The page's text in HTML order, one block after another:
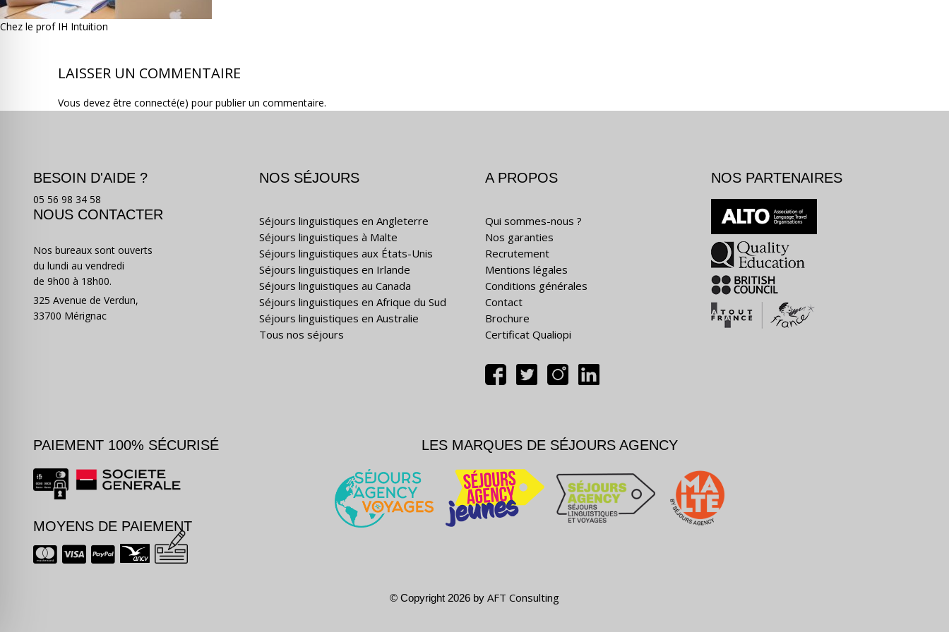
Chez le prof IH Intuition
LAISSER UN COMMENTAIRE
Vous devez être connecté(e) pour publier un commentaire.
BESOIN D'AIDE ?
05 56 98 34 58
NOUS CONTACTER
Nos bureaux sont ouverts
du lundi au vendredi
de 9h00 à 18h00.
325 Avenue de Verdun,
33700 Mérignac
NOS SÉJOURS
Séjours linguistiques en Angleterre
Séjours linguistiques à Malte
Séjours linguistiques aux États-Unis
Séjours linguistiques en Irlande
Séjours linguistiques au Canada
Séjours linguistiques en Afrique du Sud
Séjours linguistiques en Australie
Tous nos séjours
A PROPOS
Qui sommes-nous ?
Nos garanties
Recrutement
Mentions légales
Conditions générales
Contact
Brochure
Certificat Qualiopi
NOS PARTENAIRES
PAIEMENT 100% SÉCURISÉ
MOYENS DE PAIEMENT
LES MARQUES DE SÉJOURS AGENCY
© Copyright 2026 by AFT Consulting